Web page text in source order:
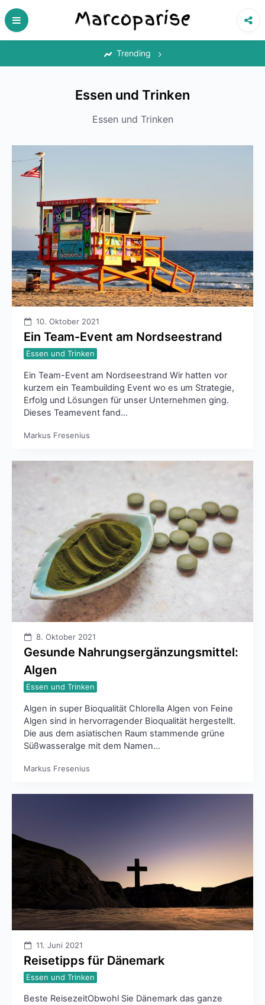
Skip
to
content
Trending
Essen und Trinken
Essen und Trinken
10. Oktober 2021
Ein Team-Event am Nordseestrand
Essen und Trinken
Ein Team-Event am Nordseestrand Wir hatten vor
kurzem ein Teambuilding Event wo es um Strategie,
Erfolg und Lösungen für unser Unternehmen ging.
Dieses Teamevent fand…
Markus Fresenius
8. Oktober 2021
Gesunde Nahrungsergänzungsmittel:
Algen
Essen und Trinken
Algen in super Bioqualität Chlorella Algen von Feine
Algen sind in hervorragender Bioqualität hergestellt.
Die aus dem asiatischen Raum stammende grüne
Süßwasseralge mit dem Namen…
Markus Fresenius
11. Juni 2021
Reisetipps für Dänemark
Essen und Trinken
Beste ReisezeitObwohl Sie Dänemark das ganze